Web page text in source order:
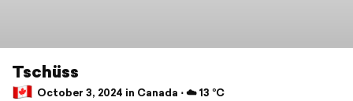
Tschüss
October 3, 2024 in Canada ⋅ ☁️ 13 °C